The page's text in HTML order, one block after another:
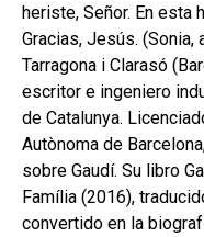
heriste, Señor. En esta
Gracias, Jesús.
Tarragona i Clarasó
escritor e ingeniero
de Catalunya.
Autònoma de
sobre Gaudí. Su libro
Família (2016),
convertido en la